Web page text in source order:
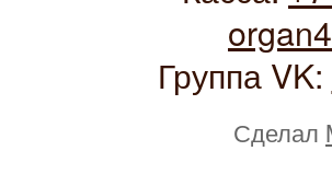
Группа VK:
Сделал